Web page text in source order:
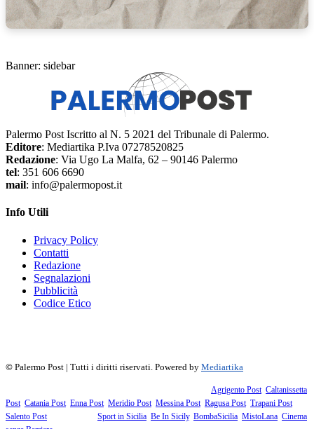
Banner: sidebar
Palermo Post Iscritto al N. 5 2021 del Tribunale di Palermo.
Editore: Mediartika P.Iva 07278520825
Redazione: Via Ugo La Malfa, 62 – 90146 Palermo
tel: 351 606 6690
mail: info@palermopost.it
Info Utili
Privacy Policy
Contatti
Redazione
Segnalazioni
Pubblicità
Codice Etico
© Palermo Post | Tutti i diritti riservati. Powered by Mediartika
Agrigento Post, Caltanissetta
Post, Catania Post, Enna Post, Meridio Post, Messina Post, Ragusa Post, Trapani Post,
Salento Post. I siti tematici: Sport in Sicilia Be In Sicily, BombaSicilia MistoLana Cinema